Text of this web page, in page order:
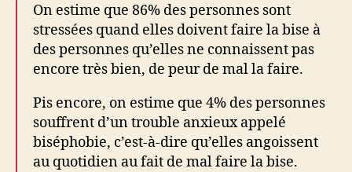
On estime que 86% des personnes sont
stressées quand elles doivent faire la bise à
des personnes qu’elles ne connaissent pas
encore très bien, de peur de mal la faire.
Pis encore, on estime que 4% des personnes
souffrent d’un trouble anxieux appelé
biséphobie, c’est-à-dire qu’elles angoissent
au quotidien au fait de mal faire la bise.